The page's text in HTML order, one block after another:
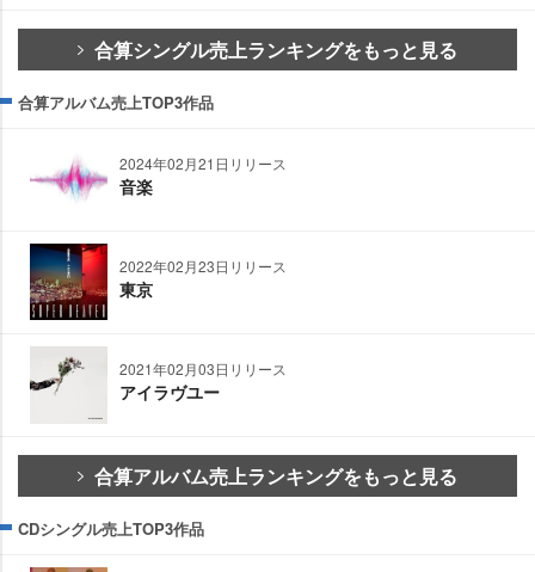
合算シングル売上ランキングをもっと見る
合算アルバム売上TOP3作品
2024年02月21日リリース
音楽
2022年02月23日リリース
東京
2021年02月03日リリース
アイラヴユー
合算アルバム売上ランキングをもっと見る
CDシングル売上TOP3作品